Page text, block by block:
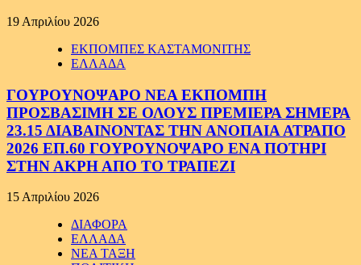
19 Απριλίου 2026
ΕΚΠΟΜΠΕΣ ΚΑΣΤΑΜΟΝΙΤΗΣ
ΕΛΛΑΔΑ
ΓΟΥΡΟΥΝΟΨΑΡΟ ΝΕΑ ΕΚΠΟΜΠΗ
ΠΡΟΣΒΑΣΙΜΗ ΣΕ ΟΛΟΥΣ ΠΡΕΜΙΕΡΑ ΣΗΜΕΡΑ
23.15 ΔΙΑΒΑΙΝΟΝΤΑΣ ΤΗΝ ΑΝΟΠΑΙΑ ΑΤΡΑΠΟ
2026 ΕΠ.60 ΓΟΥΡΟΥΝΟΨΑΡΟ ΕΝΑ ΠΟΤΗΡΙ
ΣΤΗΝ ΑΚΡΗ ΑΠΟ ΤΟ ΤΡΑΠΕΖΙ
15 Απριλίου 2026
ΔΙΑΦΟΡΑ
ΕΛΛΑΔΑ
ΝΕΑ ΤΑΞΗ